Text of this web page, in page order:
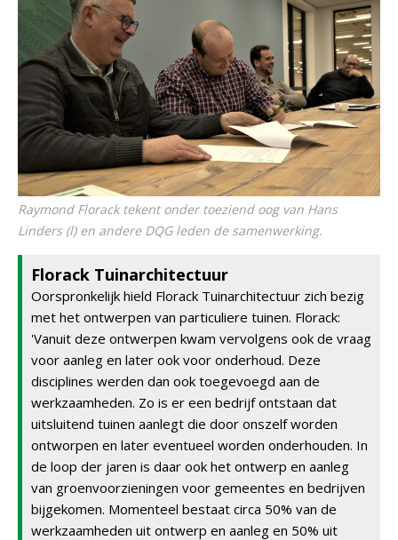
Raymond Florack tekent onder toeziend oog van Hans
Linders (l) en andere DQG leden de samenwerking.
Florack Tuinarchitectuur
Oorspronkelijk hield Florack Tuinarchitectuur zich bezig
met het ontwerpen van particuliere tuinen. Florack:
'Vanuit deze ontwerpen kwam vervolgens ook de vraag
voor aanleg en later ook voor onderhoud. Deze
disciplines werden dan ook toegevoegd aan de
werkzaamheden. Zo is er een bedrijf ontstaan dat
uitsluitend tuinen aanlegt die door onszelf worden
ontworpen en later eventueel worden onderhouden. In
de loop der jaren is daar ook het ontwerp en aanleg
van groenvoorzieningen voor gemeentes en bedrijven
bijgekomen. Momenteel bestaat circa 50% van de
werkzaamheden uit ontwerp en aanleg en 50% uit